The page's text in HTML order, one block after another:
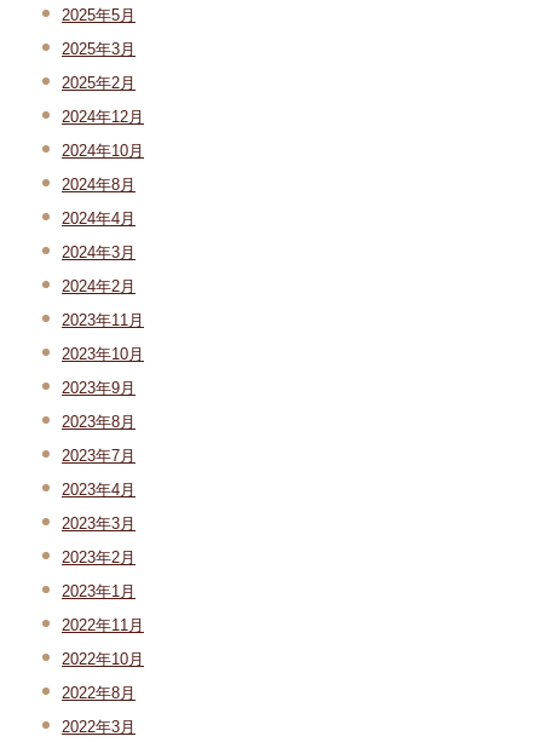
2025年5月
2025年3月
2025年2月
2024年12月
2024年10月
2024年8月
2024年4月
2024年3月
2024年2月
2023年11月
2023年10月
2023年9月
2023年8月
2023年7月
2023年4月
2023年3月
2023年2月
2023年1月
2022年11月
2022年10月
2022年8月
2022年3月